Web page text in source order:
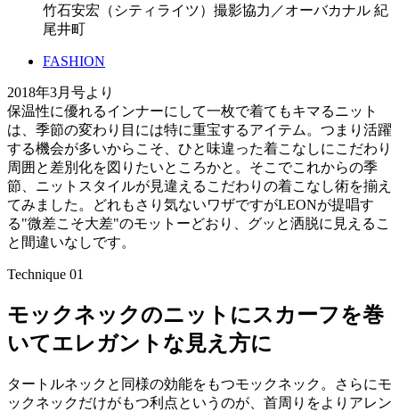
竹石安宏（シティライツ）撮影協力／オーバカナル 紀
尾井町
FASHION
2018年3月号より
保温性に優れるインナーにして一枚で着てもキマるニット
は、季節の変わり目には特に重宝するアイテム。つまり活躍
する機会が多いからこそ、ひと味違った着こなしにこだわり
周囲と差別化を図りたいところかと。そこでこれからの季
節、ニットスタイルが見違えるこだわりの着こなし術を揃え
てみました。どれもさり気ないワザですがLEONが提唱す
る"微差こそ大差"のモットーどおり、グッと洒脱に見えるこ
と間違いなしです。
Technique 01
モックネックのニットにスカーフを巻
いてエレガントな見え方に
タートルネックと同様の効能をもつモックネック。さらにモ
ックネックだけがもつ利点というのが、首周りをよりアレン